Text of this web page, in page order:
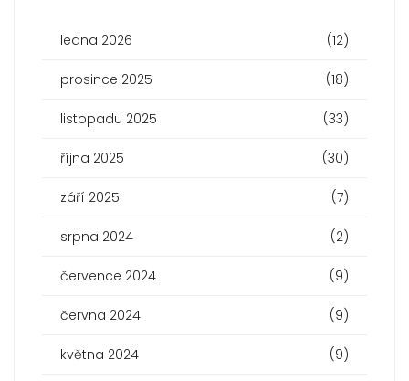
ledna 2026 (12)
prosince 2025 (18)
listopadu 2025 (33)
října 2025 (30)
září 2025 (7)
srpna 2024 (2)
července 2024 (9)
června 2024 (9)
května 2024 (9)